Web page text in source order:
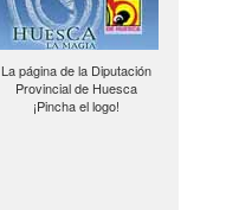
La página de la Diputación
Provincial de Huesca
¡Pincha el logo!